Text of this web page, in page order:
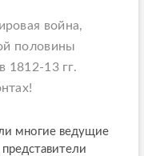
война,
половины
1812-13 гг.
многие ведущие